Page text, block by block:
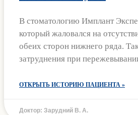
В стоматологию Имплант
который жаловался на
обеих сторон нижнего ряда.
затруднения при
ОТКРЫТЬ ИСТОРИЮ ПАЦИЕНТА »
Доктор: Зарудний В. А.